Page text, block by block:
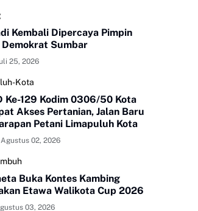
Kembali Dipercaya Pimpin
Sumbar
25, 2026
Kota
Ke-129 Kodim 0306/50 Kota
Akses Pertanian, Jalan Baru
Petani Limapuluh Kota
02, 2026
Buka Kontes Kambing
Etawa Walikota Cup 2026
03, 2026